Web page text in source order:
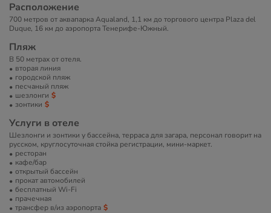
Расположение
700 метров от аквапарка Aqualand, 1,1 км до торгового центра Plaza del
Duque, 16 км до аэропорта Тенерифе-Южный.
Пляж
В 50 метрах от отеля.
вторая линия
городской пляж
песчаный пляж
шезлонги
зонтики
Услуги в отеле
Шезлонги и зонтики у бассейна, терраса для загара, персонал говорит на
русском, круглосуточная стойка регистрации, мини-маркет.
ресторан
кафе/бар
открытый бассейн
прокат автомобилей
бесплатный Wi-Fi
прачечная
трансфер в/из аэропорта